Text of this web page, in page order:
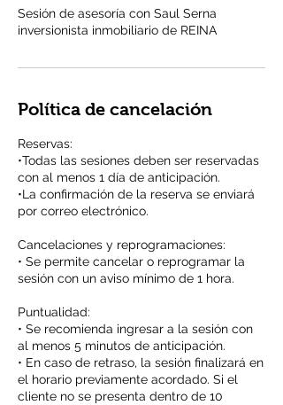
Sesión de asesoría con Saul Serna
inversionista inmobiliario de REINA
Política de cancelación
Reservas:
•Todas las sesiones deben ser reservadas
con al menos 1 día de anticipación.
•La confirmación de la reserva se enviará
por correo electrónico.
Cancelaciones y reprogramaciones:
• Se permite cancelar o reprogramar la
sesión con un aviso mínimo de 1 hora.
Puntualidad:
• Se recomienda ingresar a la sesión con
al menos 5 minutos de anticipación.
• En caso de retraso, la sesión finalizará en
el horario previamente acordado. Si el
cliente no se presenta dentro de 10